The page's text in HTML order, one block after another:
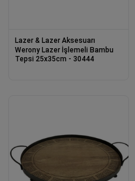
Lazer & Lazer Aksesuarı
Werony Lazer İşlemeli Bambu
Tepsi 25x35cm - 30444